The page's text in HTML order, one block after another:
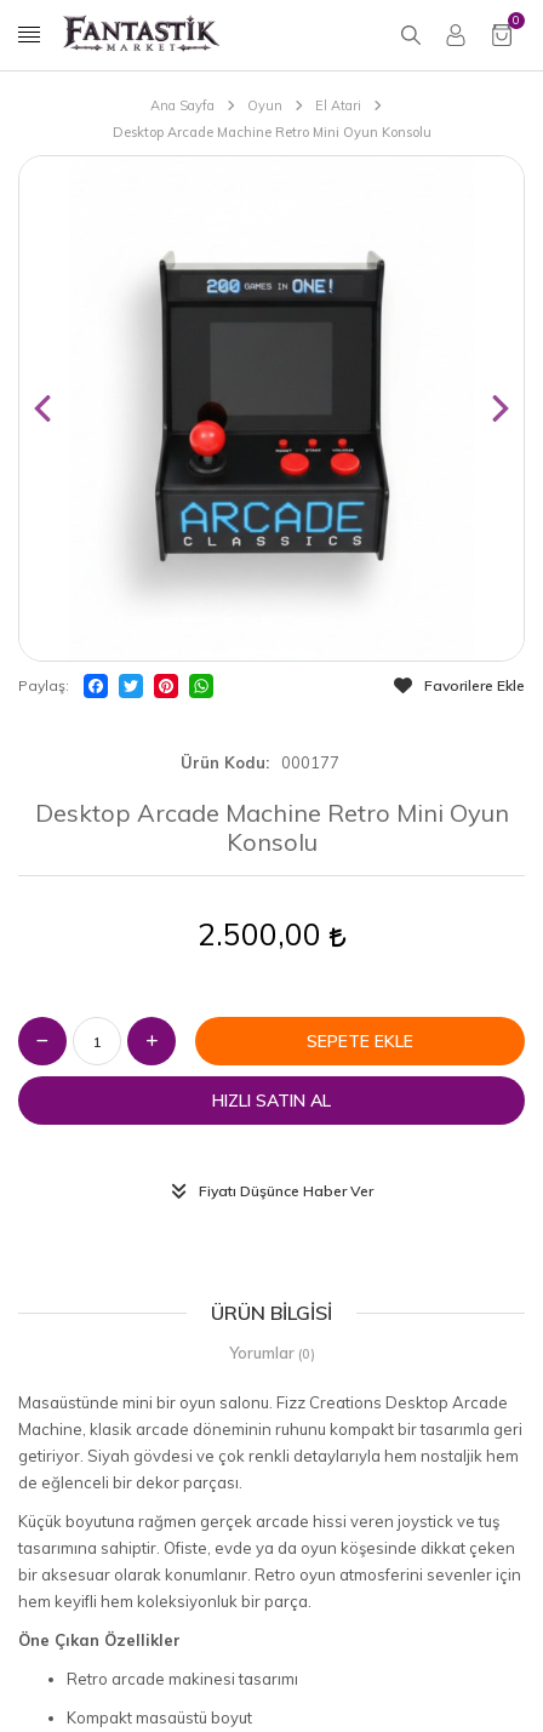
0
Ana Sayfa Oyun
El Atari
Desktop Arcade Machine Retro Mini Oyun Konsolu
Paylaş Favorilere Ekle
Ürün Kodu 000177
Desktop Arcade Machine Retro Mini Oyun
Konsolu
2.500,00
SEPETE EKLE
HIZLI SATIN AL
Fiyatı Düşünce Haber Ver
ÜRÜN BILGISI
Yorumlar (0)
Masaüstünde mini bir oyun salonu. Fizz Creations Desktop Arcade
Machine, klasik arcade döneminin ruhunu kompakt bir tasarımla geri
getiriyor. Siyah gövdesi ve çok renkli detaylarıyla hem nostaljik hem
de eğlenceli bir dekor parçası.
Küçük boyutuna rağmen gerçek arcade hissi veren joystick ve tuş
tasarımına sahiptir. Ofiste, evde ya da oyun köşesinde dikkat çeken
bir aksesuar olarak konumlanır. Retro oyun atmosferini sevenler için
hem keyifli hem koleksiyonluk bir parça.
Öne Çıkan Özellikler
Retro arcade makinesi tasarımı
Kompakt masaüstü boyut